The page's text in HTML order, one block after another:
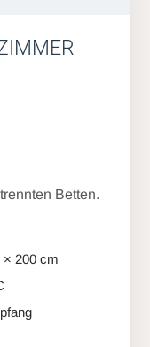
Betten.
× 200 cm